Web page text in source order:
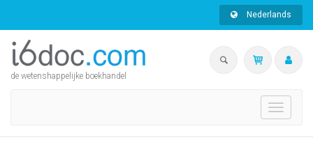
Nederlands
de wetenshappelijke boekhandel
Toggle